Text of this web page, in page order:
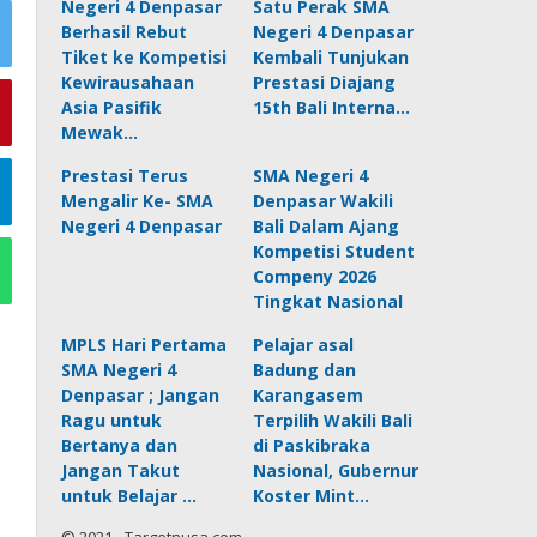
Negeri 4 Denpasar
Berhasil Rebut
Tiket ke Kompetisi
Kewirausahaan
Asia Pasifik
Mewak…
Satu Perak SMA
Negeri 4 Denpasar
Kembali Tunjukan
Prestasi Diajang
15th Bali Interna…
Prestasi Terus
Mengalir Ke- SMA
Negeri 4 Denpasar
SMA Negeri 4
Denpasar Wakili
Bali Dalam Ajang
Kompetisi Student
Compeny 2026
Tingkat Nasional
MPLS Hari Pertama
SMA Negeri 4
Denpasar ; Jangan
Ragu untuk
Bertanya dan
Jangan Takut
untuk Belajar …
Pelajar asal
Badung dan
Karangasem
Terpilih Wakili Bali
di Paskibraka
Nasional, Gubernur
Koster Mint…